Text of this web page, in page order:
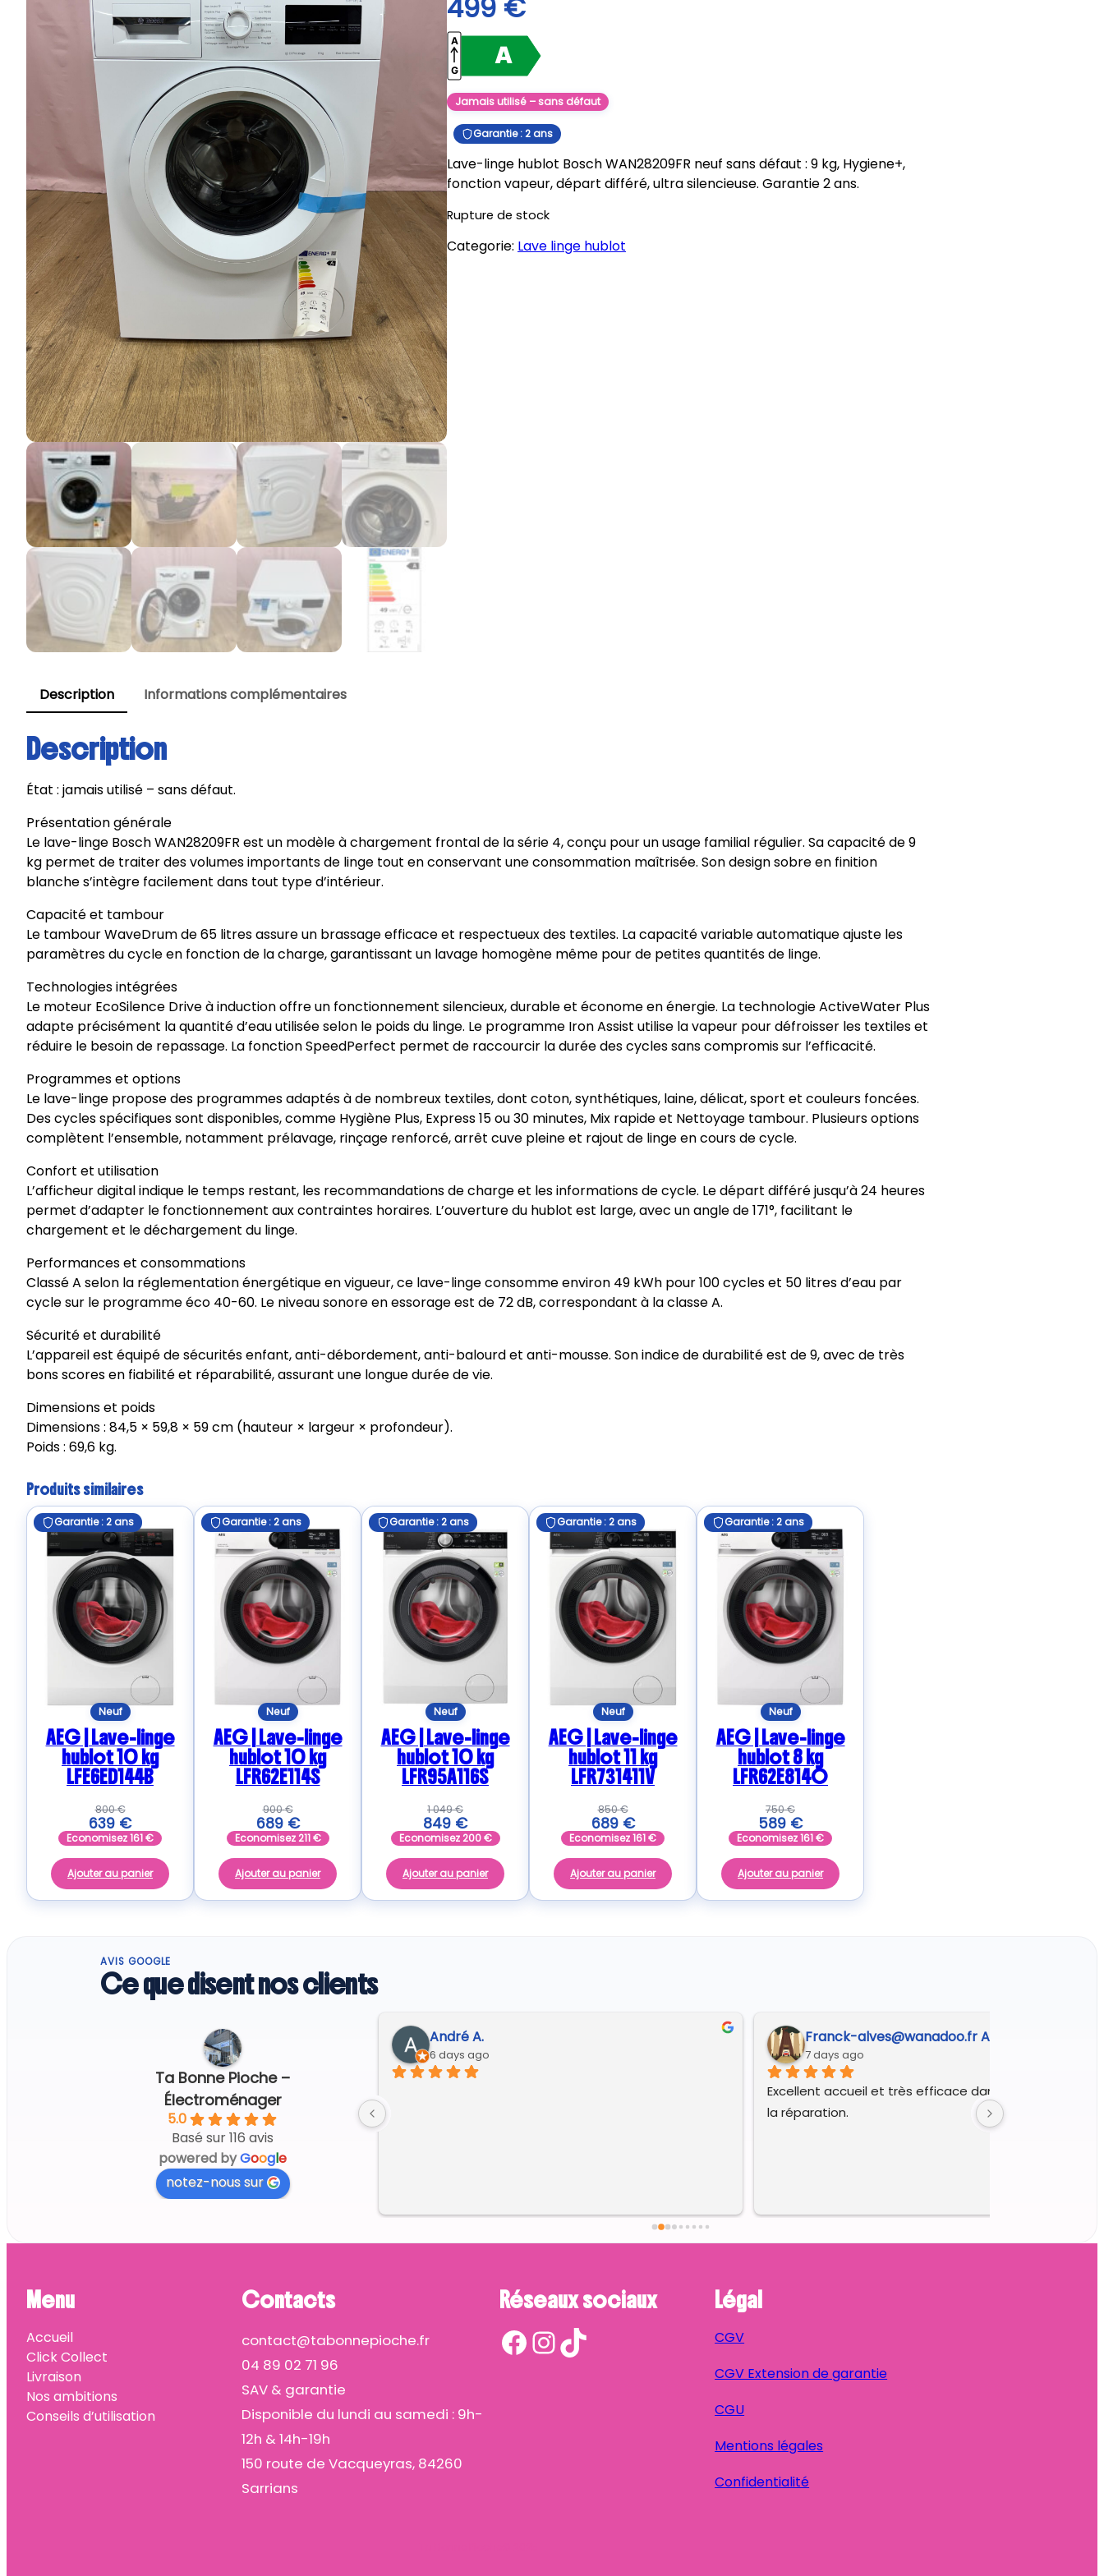
499 €
Jamais utilisé – sans défaut
Garantie : 2 ans
Lave-linge hublot Bosch WAN28209FR neuf sans défaut : 9 kg, Hygiene+,
fonction vapeur, départ différé, ultra silencieuse. Garantie 2 ans.
Rupture de stock
Categorie: Lave linge hublot
Description Informations complémentaires
Description
État : jamais utilisé – sans défaut.
Présentation générale
Le lave-linge Bosch WAN28209FR est un modèle à chargement frontal de la série 4, conçu pour un usage familial régulier. Sa capacité de 9
kg permet de traiter des volumes importants de linge tout en conservant une consommation maîtrisée. Son design sobre en finition
blanche s’intègre facilement dans tout type d’intérieur.
Capacité et tambour
Le tambour WaveDrum de 65 litres assure un brassage efficace et respectueux des textiles. La capacité variable automatique ajuste les
paramètres du cycle en fonction de la charge, garantissant un lavage homogène même pour de petites quantités de linge.
Technologies intégrées
Le moteur EcoSilence Drive à induction offre un fonctionnement silencieux, durable et économe en énergie. La technologie ActiveWater Plus
adapte précisément la quantité d’eau utilisée selon le poids du linge. Le programme Iron Assist utilise la vapeur pour défroisser les textiles et
réduire le besoin de repassage. La fonction SpeedPerfect permet de raccourcir la durée des cycles sans compromis sur l’efficacité.
Programmes et options
Le lave-linge propose des programmes adaptés à de nombreux textiles, dont coton, synthétiques, laine, délicat, sport et couleurs foncées.
Des cycles spécifiques sont disponibles, comme Hygiène Plus, Express 15 ou 30 minutes, Mix rapide et Nettoyage tambour. Plusieurs options
complètent l’ensemble, notamment prélavage, rinçage renforcé, arrêt cuve pleine et rajout de linge en cours de cycle.
Confort et utilisation
L’afficheur digital indique le temps restant, les recommandations de charge et les informations de cycle. Le départ différé jusqu’à 24 heures
permet d’adapter le fonctionnement aux contraintes horaires. L’ouverture du hublot est large, avec un angle de 171°, facilitant le
chargement et le déchargement du linge.
Performances et consommations
Classé A selon la réglementation énergétique en vigueur, ce lave-linge consomme environ 49 kWh pour 100 cycles et 50 litres d’eau par
cycle sur le programme éco 40-60. Le niveau sonore en essorage est de 72 dB, correspondant à la classe A.
Sécurité et durabilité
L’appareil est équipé de sécurités enfant, anti-débordement, anti-balourd et anti-mousse. Son indice de durabilité est de 9, avec de très
bons scores en fiabilité et réparabilité, assurant une longue durée de vie.
Dimensions et poids
Dimensions : 84,5 × 59,8 × 59 cm (hauteur × largeur × profondeur).
Poids : 69,6 kg.
Produits similaires
Garantie : 2 ans
Neuf
AEG | Lave-linge
hublot 10 kg
LFE6ED144B
800€
639 €
Economisez161€
Ajouter au panier
Garantie : 2 ans
Neuf
AEG | Lave-linge
hublot 10 kg
LFR62E114S
900€
689 €
Economisez211€
Ajouter au panier
Garantie : 2 ans
Neuf
AEG | Lave-linge
hublot 10 kg
LFR95A116S
1 049€
849 €
Economisez200€
Ajouter au panier
Garantie : 2 ans
Neuf
AEG | Lave-linge
hublot 11 kg
LFR731411V
850€
689 €
Economisez161€
Ajouter au panier
Garantie : 2 ans
Neuf
AEG | Lave-linge
hublot 8 kg
LFR62E814O
750€
589 €
Economisez161€
Ajouter au panier
AVIS GOOGLE
Ce que disent nos clients
Ta Bonne Pioche –
Électroménager
5.0
Basé sur 116 avis
powered byGoogle
notez-nous sur
André A.
6 days ago
Franck-alves@wanadoo.fr A.
7 days ago
Excellent accueil et très efficace dans le diagnostic et
la réparation.
Menu
Accueil
Click Collect
Livraison
Nos ambitions
Conseils d’utilisation
Contacts
contact@tabonnepioche.fr
04 89 02 71 96
SAV & garantie
Disponible du lundi au samedi : 9h-
12h & 14h-19h
150 route de Vacqueyras, 84260
Sarrians
Réseaux sociaux
Facebook InstagramTikTok
Légal
CGV
CGV Extension de garantie
CGU
Mentions légales
Confidentialité